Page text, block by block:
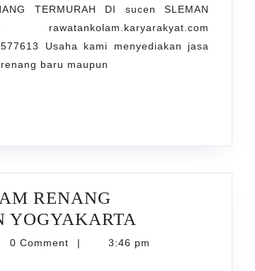
KOLAM
RENANG
TERMURAH
TERMURAH DI sucen SLEMAN
Usaha kami menyediakan jasa
baru maupun
RENANG
YOGYAKARTA
PENJERNIHAN
0 Comment | 3:46 pm